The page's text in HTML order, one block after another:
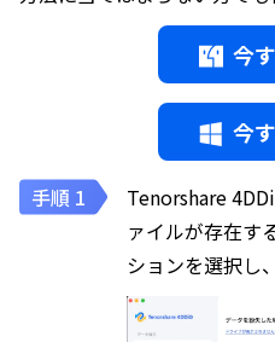
今
今
Tenorshare
ァイルが存在す
ションを選択し